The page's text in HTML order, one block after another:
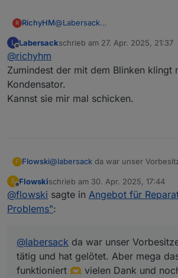
R RichyHM@Labersack
einen blinkt die LED wenn der
gemacht wird). Beim zweiten
L
Offline
Labersackschrieb am 27. Apr. 2025, 21:37
zuletzt editiert von
@richyhm
Zumindest der mit dem Blinken klingt
Kondensator.
Kannst sie mir mal schicken.
F Flowski@labersack da war unser
🫶 vielen Dank und noch ein
Werde dir etwas über die
lassen 😀
F
Offline
Flowskischrieb am 30. Apr. 2025, 17:44
zuletzt editiert von
@flowski sagte in Angebot für
Problems":
@labersack da war unser
tätig und hat gelötet. Aber mega
funktioniert 🫶 vielen Dank und